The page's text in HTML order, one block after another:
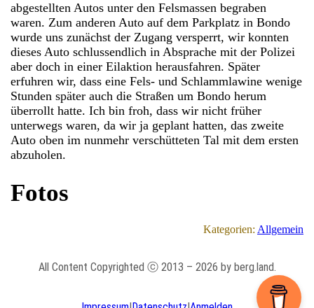
abgestellten Autos unter den Felsmassen begraben
waren. Zum anderen Auto auf dem Parkplatz in Bondo
wurde uns zunächst der Zugang versperrt, wir konnten
dieses Auto schlussendlich in Absprache mit der Polizei
aber doch in einer Eilaktion herausfahren. Später
erfuhren wir, dass eine Fels- und Schlammlawine wenige
Stunden später auch die Straßen um Bondo herum
überrollt hatte. Ich bin froh, dass wir nicht früher
unterwegs waren, da wir ja geplant hatten, das zweite
Auto oben im nunmehr verschütteten Tal mit dem ersten
abzuholen.
Fotos
Kategorien: Allgemein
All Content Copyrighted ⓒ 2013 – 2026 by berg.land.